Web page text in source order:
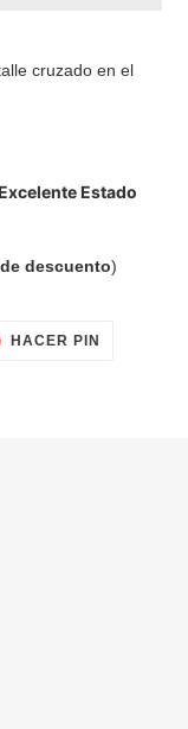
cruzado en el
Estado
descuento)
HACER PIN